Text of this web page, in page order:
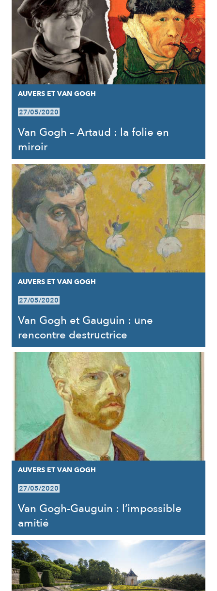
AUVERS ET VAN GOGH
27/05/2020
Van Gogh – Artaud : la folie en
miroir
AUVERS ET VAN GOGH
27/05/2020
Van Gogh et Gauguin : une
rencontre destructrice
AUVERS ET VAN GOGH
27/05/2020
Van Gogh-Gauguin : l’impossible
amitié